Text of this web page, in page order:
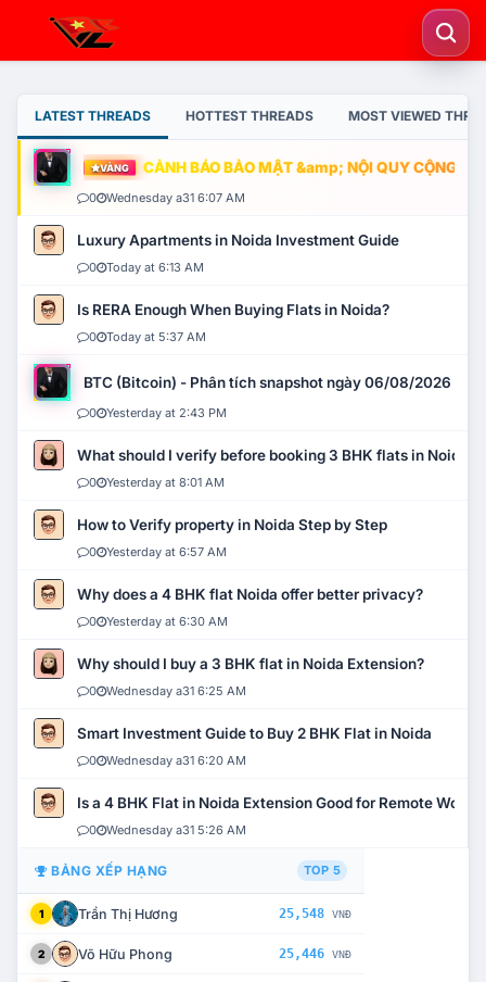
LATEST THREADS HOTTEST THREADS MOST VIEWED
VÀNG CẢNH BÁO BẢO MẬT &amp; NỘI QUY CỘNG
0 Wednesday a31 6:07 AM
Luxury Apartments in Noida Investment Guide
0 Today at 6:13 AM
Is RERA Enough When Buying Flats in Noida?
0 Today at 5:37 AM
BTC (Bitcoin) - Phân tích snapshot ngày 06/08/2026
0 Yesterday at 2:43 PM
What should I verify before booking 3 BHK flats in Noida?
0 Yesterday at 8:01 AM
How to Verify property in Noida Step by Step
0 Yesterday at 6:57 AM
Why does a 4 BHK flat Noida offer better privacy?
0 Yesterday at 6:30 AM
Why should I buy a 3 BHK flat in Noida Extension?
0 Wednesday a31 6:25 AM
Smart Investment Guide to Buy 2 BHK Flat in Noida
0 Wednesday a31 6:20 AM
Is a 4 BHK Flat in Noida Extension Good for Remote Work?
0 Wednesday a31 5:26 AM
BẢNG XẾP HẠNG TOP 5
1 Trần Thị Hương 25,548 VNĐ
2 Võ Hữu Phong 25,446 VNĐ